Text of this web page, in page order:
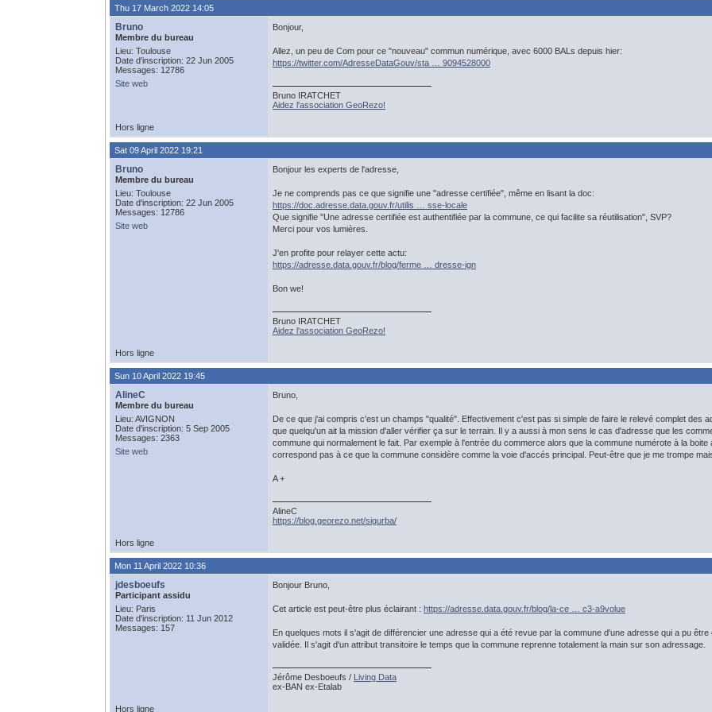
Thu 17 March 2022 14:05
Bruno
Membre du bureau
Lieu: Toulouse
Date d'inscription: 22 Jun 2005
Messages: 12786
Site web
Bonjour,
Allez, un peu de Com pour ce "nouveau" commun numérique, avec 6000 BALs depuis hier:
https://twitter.com/AdresseDataGouv/sta … 9094528000
Bruno IRATCHET
Aidez l'association GeoRezo!
Hors ligne
Sat 09 April 2022 19:21
Bruno
Membre du bureau
Lieu: Toulouse
Date d'inscription: 22 Jun 2005
Messages: 12786
Site web
Bonjour les experts de l'adresse,
Je ne comprends pas ce que signifie une "adresse certifiée", même en lisant la doc:
https://doc.adresse.data.gouv.fr/utilis … sse-locale
Que signifie "Une adresse certifiée est authentifiée par la commune, ce qui facilite sa réutilisation", SVP?
Merci pour vos lumières.
J'en profite pour relayer cette actu:
https://adresse.data.gouv.fr/blog/ferme … dresse-ign
Bon we!
Bruno IRATCHET
Aidez l'association GeoRezo!
Hors ligne
Sun 10 April 2022 19:45
AlineC
Membre du bureau
Lieu: AVIGNON
Date d'inscription: 5 Sep 2005
Messages: 2363
Site web
Bruno,
De ce que j'ai compris c'est un champs "qualité". Effectivement c'est pas si simple de faire le relevé complet des
que quelqu'un ait la mission d'aller vérifier ça sur le terrain. Il y a aussi à mon sens le cas d'adresse que les
commune qui normalement le fait. Par exemple à l'entrée du commerce alors que la commune numérote à la
correspond pas à ce que la commune considère comme la voie d'accés principal. Peut-être que je me trompe
A +
AlineC
https://blog.georezo.net/sigurba/
Hors ligne
Mon 11 April 2022 10:36
jdesboeufs
Participant assidu
Lieu: Paris
Date d'inscription: 11 Jun 2012
Messages: 157
Bonjour Bruno,
Cet article est peut-être plus éclairant : https://adresse.data.gouv.fr/blog/la-ce … c3-a9volue
En quelques mots il s'agit de différencier une adresse qui a été revue par la commune d'une adresse qui a pu
validée. Il s'agit d'un attribut transitoire le temps que la commune reprenne totalement la main sur son adressage.
Jérôme Desboeufs / Living Data
ex-BAN ex-Etalab
Hors ligne